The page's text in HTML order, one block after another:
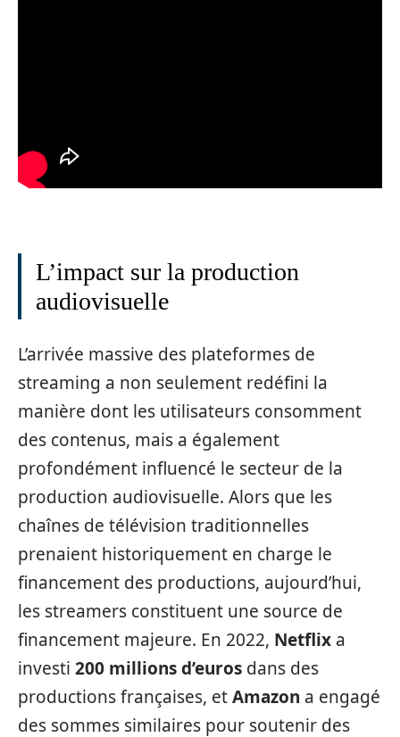
L’impact sur la production
audiovisuelle
L’arrivée massive des plateformes de
streaming a non seulement redéfini la
manière dont les utilisateurs consomment
des contenus, mais a également
profondément influencé le secteur de la
production audiovisuelle. Alors que les
chaînes de télévision traditionnelles
prenaient historiquement en charge le
financement des productions, aujourd’hui,
les streamers constituent une source de
financement majeure. En 2022, Netflix a
investi 200 millions d’euros dans des
productions françaises, etAmazon a engagé
des sommes similaires pour soutenir des